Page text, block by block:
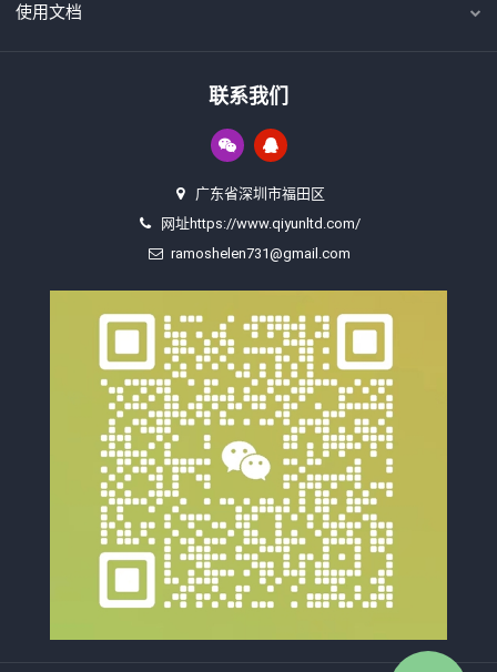
使用文档
联系我们
广东省深圳市福田区
网址https://www.qiyunltd.com/
ramoshelen731@gmail.com